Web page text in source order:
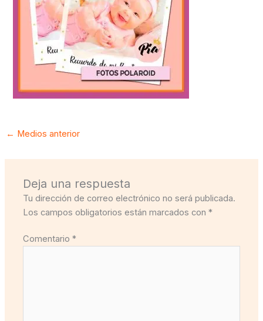
← Medios anterior
Deja una respuesta
Tu dirección de correo electrónico no será publicada.
Los campos obligatorios están marcados con*
Comentario*